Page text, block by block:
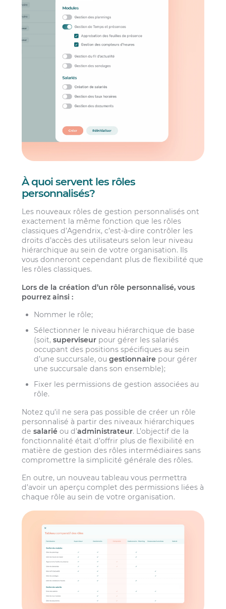
À quoi servent les rôles
personnalisés?
Les nouveaux rôles de gestion personnalisés ont
exactement la même fonction que les rôles
classiques d’Agendrix, c’est-à-dire contrôler les
droits d’accès des utilisateurs selon leur niveau
hiérarchique au sein de votre organisation. Ils
vous donneront cependant plus de flexibilité que
les rôles classiques.
Lors de la création d’un rôle personnalisé, vous
pourrez ainsi :
Nommer le rôle;
Sélectionner le niveau hiérarchique de base
(soit,superviseur pour gérer les salariés
occupant des positions spécifiques au sein
d’une succursale, ougestionnaire pour gérer
une succursale dans son ensemble);
Fixer les permissions de gestion associées au
rôle.
Notez qu’il ne sera pas possible de créer un rôle
personnalisé à partir des niveaux hiérarchiques
desalarié ou d’administrateur. L’objectif de la
fonctionnalité était d’offrir plus de flexibilité en
matière de gestion des rôles intermédiaires sans
compromettre la simplicité générale des rôles.
En outre, un nouveau tableau vous permettra
d’avoir un aperçu complet des permissions liées à
chaque rôle au sein de votre organisation.